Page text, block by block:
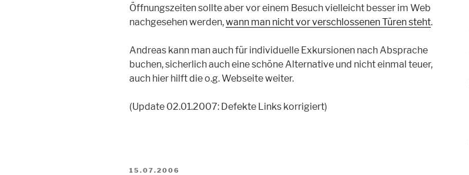
Öffnungszeiten sollte aber vor einem Besuch vielleicht besser im Web
nachgesehen werden,wann man nicht vor verschlossenen Türen steht.
Andreas kann man auch für individuelle Exkursionen nach Absprache
buchen, sicherlich auch eine schöne Alternative und nicht einmal teuer,
auch hier hilft die o.g. Webseite weiter.
(Update 02.01.2007: Defekte Links korrigiert)
VERÖFFENTLICHT
15.07.2006